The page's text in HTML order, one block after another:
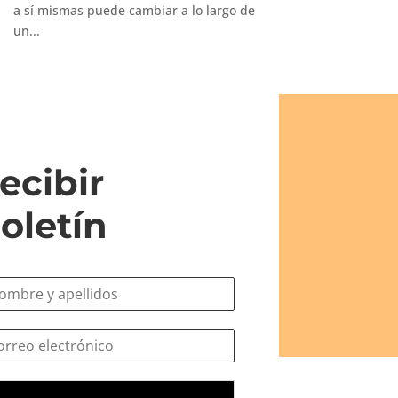
a sí mismas puede cambiar a lo largo de
un...